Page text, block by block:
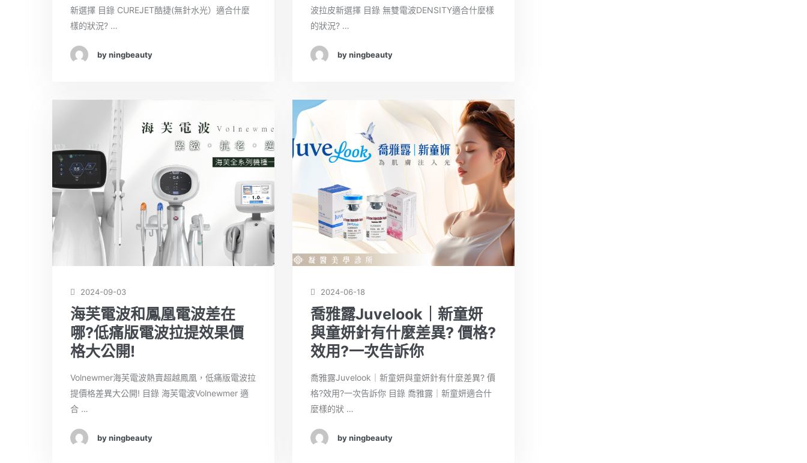
新選擇 目錄 CUREJET酷捷(無針水光）適合什麼
樣的狀況? …
by ningbeauty
波拉皮新選擇 目錄 無雙電波DENSITY適合什麼樣
的狀況? …
by ningbeauty
2024-09-03
海芙電波和鳳凰電波差在
哪?低痛版電波拉提效果價
格大公開!
Volnewmer海芙電波熱賣超越鳳凰，低痛版電波拉
提價格差異大公開! 目錄 海芙電波Volnewmer 適
合 …
by ningbeauty
2024-06-18
喬雅露Juvelook｜新童妍
與童妍針有什麼差異? 價格?
效用?一次告訴你
喬雅露Juvelook｜新童妍與童妍針有什麼差異? 價
格?效用?一次告訴你 目錄 喬雅露｜新童妍適合什
麼樣的狀 …
by ningbeauty